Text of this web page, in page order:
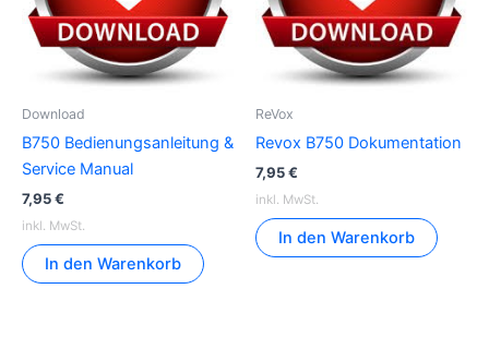
Download
B750 Bedienungsanleitung &
Service Manual
7,95€
inkl. MwSt.
In den Warenkorb
ReVox
Revox B750 Dokumentation
7,95€
inkl. MwSt.
In den Warenkorb